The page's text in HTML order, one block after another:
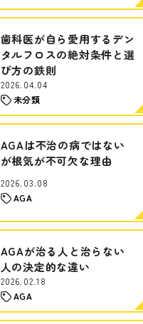
歯科医が自ら愛用するデン
タルフロスの絶対条件と選
び方の鉄則
2026.04.04
未分類
AGAは不治の病ではない
が根気が不可欠な理由
2026.03.08
AGA
AGAが治る人と治らない
人の決定的な違い
2026.02.18
AGA